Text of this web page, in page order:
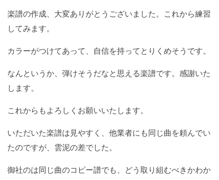
楽譜の作成、大変ありがとうございました。これから練習
してみます。
カラーがつけてあって、自信を持ってとりくめそうです。
なんというか、弾けそうだなと思える楽譜です。感謝いた
します。
これからもよろしくお願いいたします。
いただいた楽譜は見やすく、他業者にも同じ曲を頼んでい
たのですが、雲泥の差でした。
御社のは同じ曲のコピー譜でも、どう取り組むべきかわか